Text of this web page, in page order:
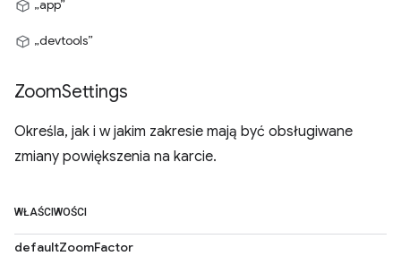
„app”
„devtools”
ZoomSettings
Określa, jak i w jakim zakresie mają być obsługiwane
zmiany powiększenia na karcie.
WŁAŚCIWOŚCI
defaultZoomFactor